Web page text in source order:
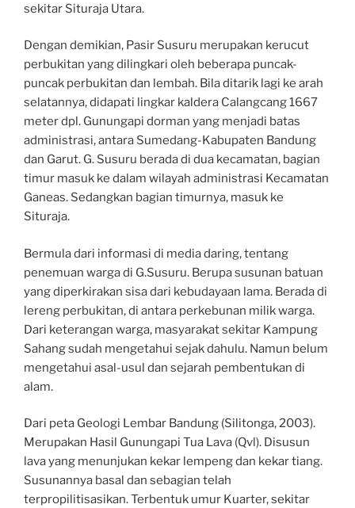
sekitar Situraja Utara.
Dengan demikian, Pasir Susuru merupakan kerucut
perbukitan yang dilingkari oleh beberapa puncak-
puncak perbukitan dan lembah. Bila ditarik lagi ke arah
selatannya, didapati lingkar kaldera Calangcang 1667
meter dpl. Gunungapi dorman yang menjadi batas
administrasi, antara Sumedang-Kabupaten Bandung
dan Garut. G. Susuru berada di dua kecamatan, bagian
timur masuk ke dalam wilayah administrasi Kecamatan
Ganeas. Sedangkan bagian timurnya, masuk ke
Situraja.
Bermula dari informasi di media daring, tentang
penemuan warga di G.Susuru. Berupa susunan batuan
yang diperkirakan sisa dari kebudayaan lama. Berada di
lereng perbukitan, di antara perkebunan milik warga.
Dari keterangan warga, masyarakat sekitar Kampung
Sahang sudah mengetahui sejak dahulu. Namun belum
mengetahui asal-usul dan sejarah pembentukan di
alam.
Dari peta Geologi Lembar Bandung (Silitonga, 2003).
Merupakan Hasil Gunungapi Tua Lava (Qvl). Disusun
lava yang menunjukan kekar lempeng dan kekar tiang.
Susunannya basal dan sebagian telah
terpropilitisasikan. Terbentuk umur Kuarter, sekitar